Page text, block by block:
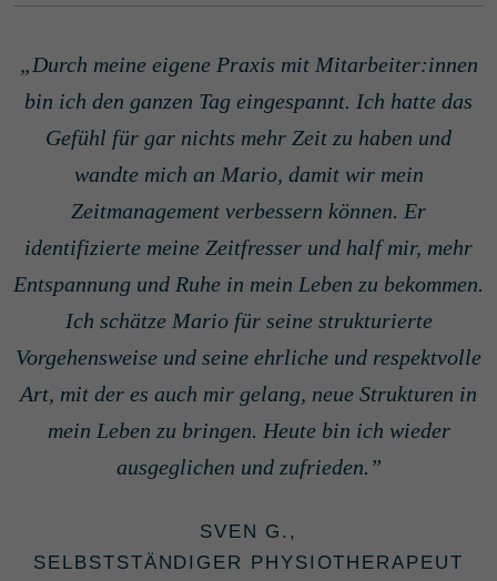
Durch meine eigene Praxis mit Mitarbeiter:innen
bin ich den ganzen Tag eingespannt. Ich hatte das
Gefühl für gar nichts mehr Zeit zu haben und
wandte mich an Mario, damit wir mein
Zeitmanagement verbessern können. Er
identifizierte meine Zeitfresser und half mir, mehr
Entspannung und Ruhe in mein Leben zu bekommen.
Ich schätze Mario für seine strukturierte
Vorgehensweise und seine ehrliche und respektvolle
Art, mit der es auch mir gelang, neue Strukturen in
mein Leben zu bringen. Heute bin ich wieder
ausgeglichen und zufrieden.
SVEN G.,
SELBSTSTÄNDIGER PHYSIOTHERAPEUT